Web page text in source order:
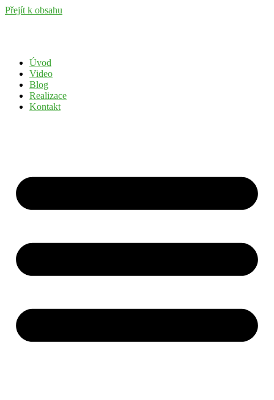
Přejít k obsahu
Úvod
Video
Blog
Realizace
Kontakt